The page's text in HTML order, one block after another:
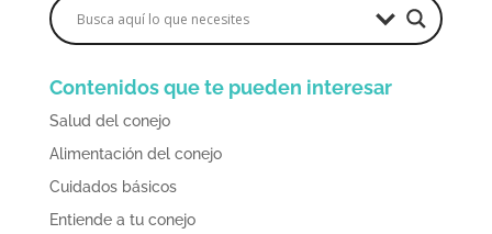
Contenidos que te pueden interesar
Salud del conejo
Alimentación del conejo
Cuidados básicos
Entiende a tu conejo